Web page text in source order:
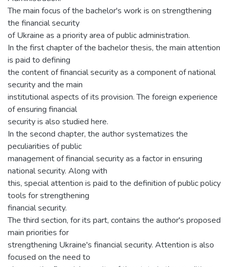
The main focus of the bachelor's work is on strengthening
the financial security
of Ukraine as a priority area of public administration.
In the first chapter of the bachelor thesis, the main attention
is paid to defining
the content of financial security as a component of national
security and the main
institutional aspects of its provision. The foreign experience
of ensuring financial
security is also studied here.
In the second chapter, the author systematizes the
peculiarities of public
management of financial security as a factor in ensuring
national security. Along with
this, special attention is paid to the definition of public policy
tools for strengthening
financial security.
The third section, for its part, contains the author's proposed
main priorities for
strengthening Ukraine's financial security. Attention is also
focused on the need to